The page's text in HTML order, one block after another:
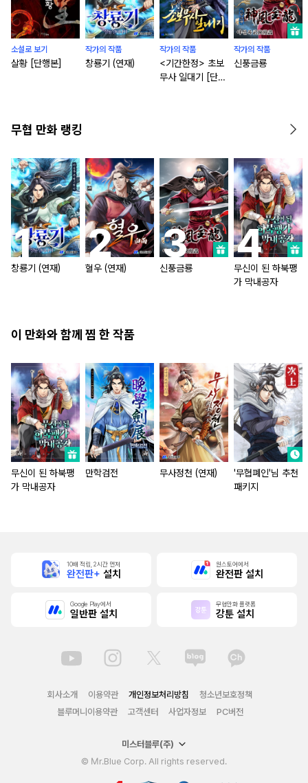
소설로 보기
살황 [단행본]
작가의 작품
창룡기 (연재)
작가의 작품
<기간한정> 초보
무사 일대기 [단행
작가의 작품
신풍금룡
무협 만화 랭킹
창룡기 (연재) 혈우 (연재) 신풍금룡
무신이 된 하북팽
가 막내공자
이 만화와 함께 찜 한 작품
무신이 된 하북팽
가 막내공자
만학검전 무사정천 (연재)
'무협폐인'님 추천
패키지
10배 적립, 2시간 먼저
완전판+ 설치
원스토어에서
완전판 설치
Google Play에서
일반판 설치
무협만화 플랫폼
강툰 설치
회사소개 이용약관 개인정보처리방침
청소년보호정책
블루머니이용약관
고객센터 사업자정보 PC버전
미스터블루(주)
© Mr.Blue Corp. All rights reserved.